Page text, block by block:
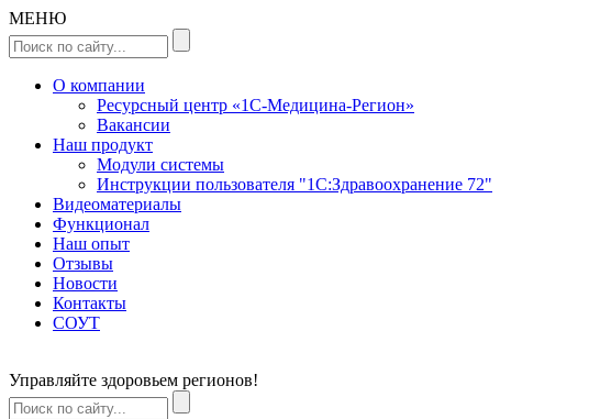
МЕНЮ
О компании
Ресурсный центр «1С-Медицина-Регион»
Вакансии
Наш продукт
Модули системы
Инструкции пользователя "1С:Здравоохранение 72"
Видеоматериалы
Функционал
Наш опыт
Отзывы
Новости
Контакты
СОУТ
Управляйте здоровьем регионов!